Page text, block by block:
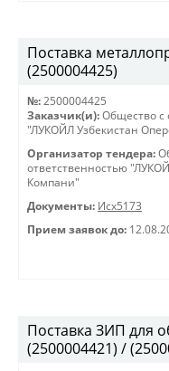
Поставка
(2500004425)
№: 2500004425
Заказчик(и): Общество с
"ЛУКОЙЛ Узбекистан
Организатор тендера:
ответственностью
Компани"
Документы: Исх5173
Прием заявок до:
Поставка ЗИП для
(2500004421) /